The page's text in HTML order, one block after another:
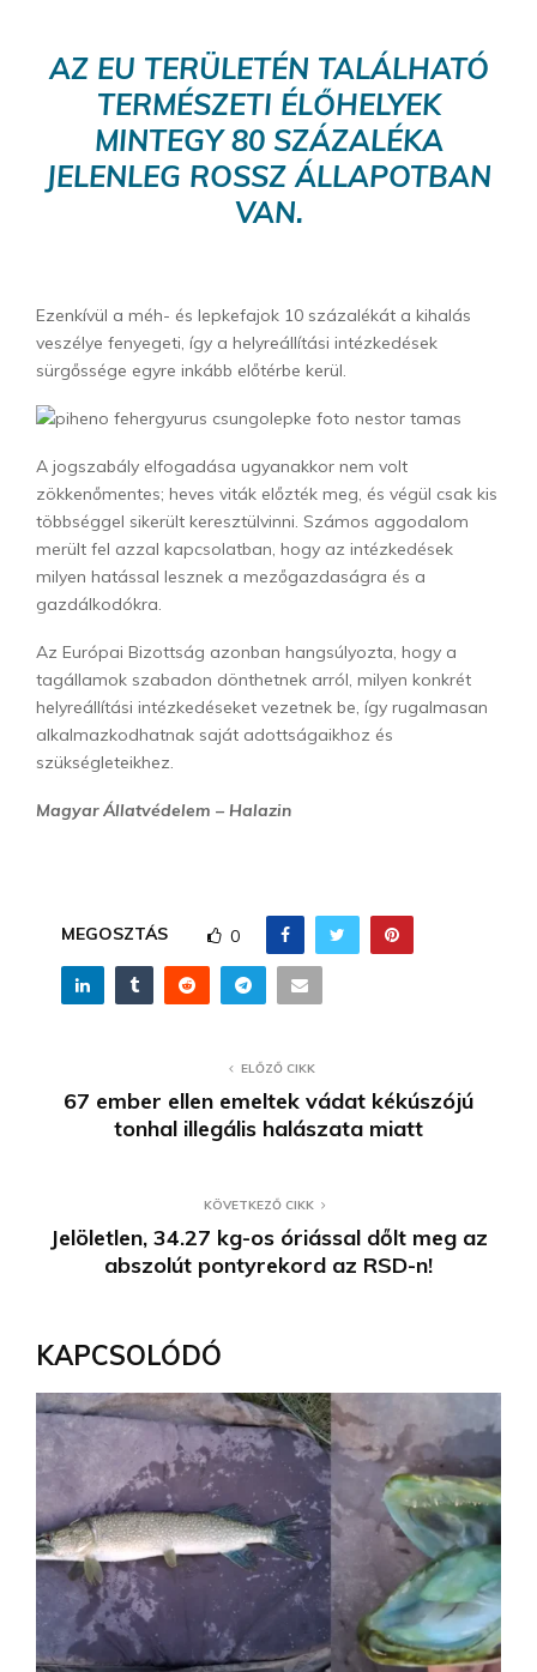
AZ EU TERÜLETÉN TALÁLHATÓ
TERMÉSZETI ÉLŐHELYEK
MINTEGY 80 SZÁZALÉKA
JELENLEG ROSSZ ÁLLAPOTBAN
VAN.
Ezenkívül a méh- és lepkefajok 10 százalékát a kihalás
veszélye fenyegeti, így a helyreállítási intézkedések
sürgőssége egyre inkább előtérbe kerül.
A jogszabály elfogadása ugyanakkor nem volt
zökkenőmentes; heves viták előzték meg, és végül csak kis
többséggel sikerült keresztülvinni. Számos aggodalom
merült fel azzal kapcsolatban, hogy az intézkedések
milyen hatással lesznek a mezőgazdaságra és a
gazdálkodókra.
Az Európai Bizottság azonban hangsúlyozta, hogy a
tagállamok szabadon dönthetnek arról, milyen konkrét
helyreállítási intézkedéseket vezetnek be, így rugalmasan
alkalmazkodhatnak saját adottságaikhoz és
szükségleteikhez.
Magyar Állatvédelem – Halazin
MEGOSZTÁS 0
ELŐZŐ CIKK
67 ember ellen emeltek vádat kékúszójú
tonhal illegális halászata miatt
KÖVETKEZŐ CIKK
Jelöletlen, 34.27 kg-os óriással dőlt meg az
abszolút pontyrekord az RSD-n!
KAPCSOLÓDÓ